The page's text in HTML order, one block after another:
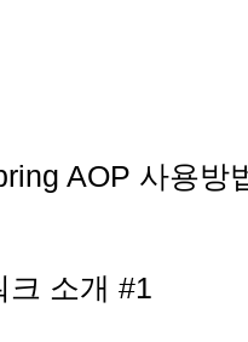
AOP 사용방
크 소개 #1